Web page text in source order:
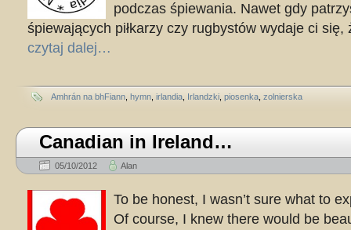
podczas śpiewania. Nawet gdy
śpiewających piłkarzy czy rugbystów wydaje ci się,
czytaj dalej…
Amhrán na bhFiann hymn irlandia Irlandzki piosenka zolnierska
Canadian in Ireland…
05/10/2012 Alan
To be honest, I wasn’t sure what to
Of course, I knew there would be